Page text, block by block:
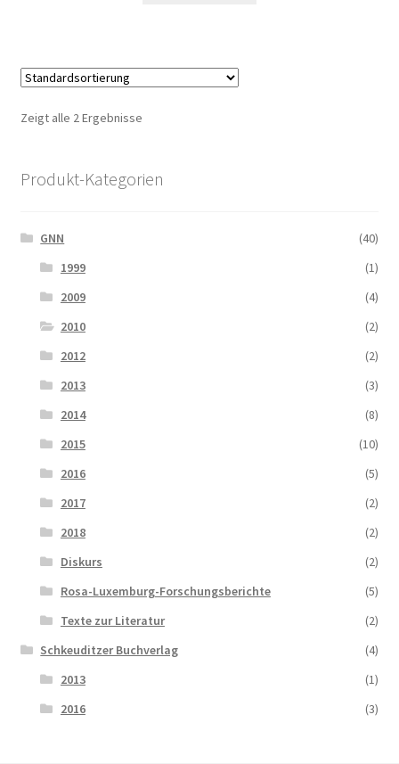
Zeigt alle 2 Ergebnisse
Produkt-Kategorien
GNN
(40)
1999
(1)
2009
(4)
2010
(2)
2012
(2)
2013
(3)
2014
(8)
2015
(10)
2016
(5)
2017
(2)
2018
(2)
Diskurs
(2)
Rosa-Luxemburg-Forschungsberichte
(5)
Texte zur Literatur
(2)
Schkeuditzer Buchverlag
(4)
2013
(1)
2016
(3)